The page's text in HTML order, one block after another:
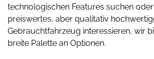
technologischen Features suchen
preiswertes, aber qualitativ
Gebrauchtfahrzeug interessieren, wir
breite Palette an Optionen.